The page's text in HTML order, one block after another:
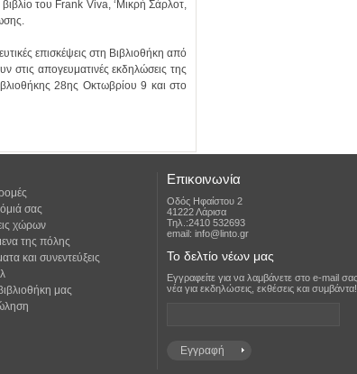
σας
χώρων
της πόλης
και συνεντεύξεις
μας
Επικοινωνία
Οδός Ηφαίστου 2
41222 Λάρισα
Τηλ.:2410 532693
email: info@linto.gr
Το δελτίο νέων μας
νέα για εκδηλώσεις, εκθέσεις και συμβάντα!